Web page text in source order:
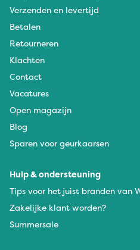
Verzenden en levertijd
Betalen
Retourneren
Klachten
Contact
Vacatures
Open magazijn
Blog
Sparen voor geurkaarsen
Hulp & ondersteuning
Tips voor het juist branden van
Zakelijke klant worden?
Summersale